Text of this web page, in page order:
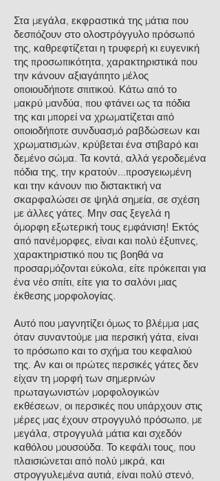
Στα μεγάλα, εκφραστικά της μάτια που
δεσπόζουν στο ολοστρόγγυλο πρόσωπό
της, καθρεφτίζεται η τρυφερή κι ευγενική
της προσωπικότητα, χαρακτηριστικά που
την κάνουν αξιαγάπητο μέλος
οποιουδήποτε σπιτικού. Κάτω από το
μακρύ μανδύα, που φτάνει ως τα πόδια
της και μπορεί να χρωματίζεται από
οποιοδήποτε συνδυασμό ραβδώσεων και
χρωματισμών, κρύβεται ένα στιβαρό και
δεμένο σώμα. Τα κοντά, αλλά γεροδεμένα
πόδια της, την κρατούν...προσγειωμένη
και την κάνουν πιο διστακτική να
σκαρφαλώσει σε ψηλά σημεία, σε σχέση
με άλλες γάτες. Μην σας ξεγελά η
όμορφη εξωτερική τους εμφάνιση! Εκτός
από πανέμορφες, είναι και πολύ έξυπνες,
χαρακτηριστικό που τις βοηθά να
προσαρμόζονται εύκολα, είτε πρόκειται για
ένα νέο σπίτι, είτε για το σαλόνι μιας
έκθεσης μορφολογίας.
Αυτό που μαγνητίζει όμως το βλέμμα μας
όταν συναντούμε μια περσική γάτα, είναι
το πρόσωπο και το σχήμα του κεφαλιού
της. Αν και οι πρώτες περσικές γάτες δεν
είχαν τη μορφή των σημερινών
πρωταγωνιστών μορφολογικών
εκθέσεων, οι περσικές που υπάρχουν στις
μέρες μας έχουν στρογγυλό πρόσωπο, με
μεγάλα, στρογγυλά μάτια και σχεδόν
καθόλου μουσούδα. Το κεφάλι τους, που
πλαισιώνεται από πολύ μικρά, και
στρογγυλεμένα αυτιά, είναι πολύ στενό,